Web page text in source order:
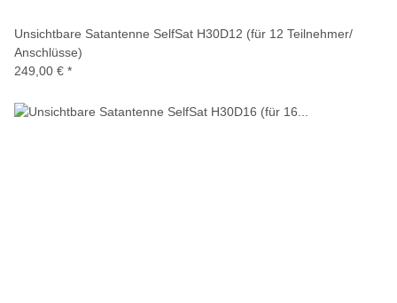
Unsichtbare Satantenne SelfSat H30D12 (für 12 Teilnehmer/
Anschlüsse)
249,00 € *